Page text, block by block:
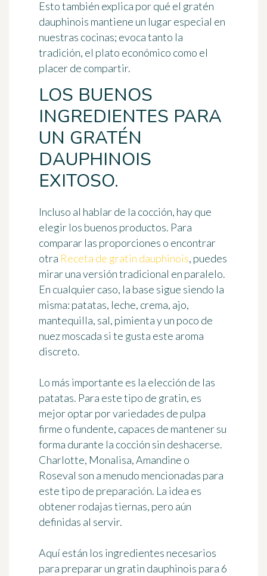
Esto también explica por qué el gratén
dauphinois mantiene un lugar especial en
nuestras cocinas; evoca tanto la
tradición, el plato económico como el
placer de compartir.
LOS BUENOS
INGREDIENTES PARA
UN GRATÉN
DAUPHINOIS
EXITOSO.
Incluso al hablar de la cocción, hay que
elegir los buenos productos. Para
comparar las proporciones o encontrar
otra Receta de gratin dauphinois, puedes
mirar una versión tradicional en paralelo.
En cualquier caso, la base sigue siendo la
misma: patatas, leche, crema, ajo,
mantequilla, sal, pimienta y un poco de
nuez moscada si te gusta este aroma
discreto.
Lo más importante es la elección de las
patatas. Para este tipo de gratin, es
mejor optar por variedades de pulpa
firme o fundente, capaces de mantener su
forma durante la cocción sin deshacerse.
Charlotte, Monalisa, Amandine o
Roseval son a menudo mencionadas para
este tipo de preparación. La idea es
obtener rodajas tiernas, pero aún
definidas al servir.
Aquí están los ingredientes necesarios
para preparar un gratin dauphinois para 6